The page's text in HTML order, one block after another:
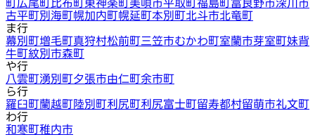
町広尾町比布町東神楽町美唄市平取町福島町富良野市深川市
古平町別海町幌加内町幌延町本別町北斗市北竜町
ま行
幕別町増毛町真狩村松前町三笠市むかわ町室蘭市芽室町妹背
牛町紋別市森町
や行
八雲町湧別町夕張市由仁町余市町
ら行
羅臼町蘭越町陸別町利尻町利尻富士町留寿都村留萌市礼文町
わ行
和寒町稚内市